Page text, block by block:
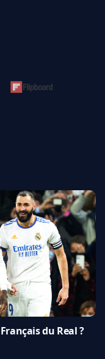
du Real ?